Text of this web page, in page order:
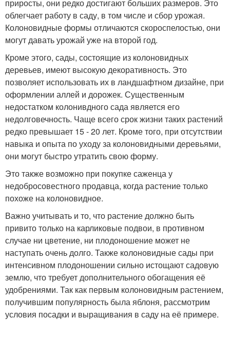
приросты, они редко достигают больших размеров. Это
облегчает работу в саду, в том числе и сбор урожая.
Колоновидные формы отличаются скороспелостью, они
могут давать урожай уже на второй год.
Кроме этого, сады, состоящие из колоновидных
деревьев, имеют высокую декоративность. Это
позволяет использовать их в ландшафтном дизайне, при
оформлении аллей и дорожек. Существенным
недостатком колонивдного сада является его
недолговечность. Чаще всего срок жизни таких растений
редко превышает 15 - 20 лет. Кроме того, при отсутствии
навыка и опыта по уходу за колоновидными деревьями,
они могут быстро утратить свою форму.
Это также возможно при покупке саженца у
недобросовестного продавца, когда растение только
похоже на колоновидное.
Важно учитывать и то, что растение должно быть
привито только на карликовые подвои, в противном
случае ни цветение, ни плодоношение может не
наступать очень долго. Также колоновидные сады при
интенсивном плодоношении сильно истощают садовую
землю, что требует дополнительного обогащения её
удобрениями. Так как первым колоновидным растением,
получившим популярность была яблоня, рассмотрим
условия посадки и выращивания в саду на её примере.